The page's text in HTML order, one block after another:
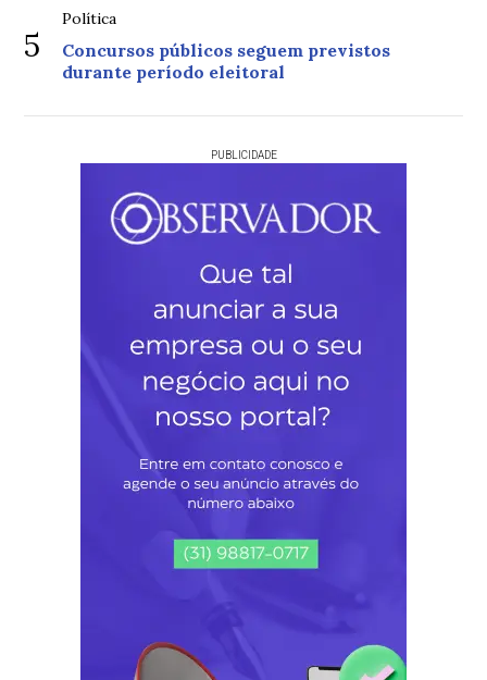
5
Política
Concursos públicos seguem previstos
durante período eleitoral
PUBLICIDADE